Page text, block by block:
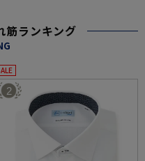
筋ランキング
2